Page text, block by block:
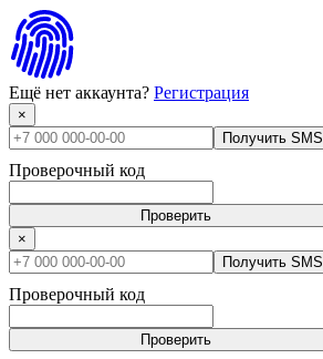
Ещё нет аккаунта? Регистрация
×
Получить SMS
Проверочный код
Проверить
×
Получить SMS
Проверочный код
Проверить